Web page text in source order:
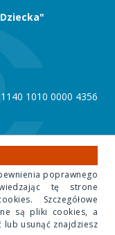
1010 0000 4356
Zdrowia Dziecka"
poprawnego
tę strone
Szczegółowe
są pliki cookies, a
usunąć znajdziesz